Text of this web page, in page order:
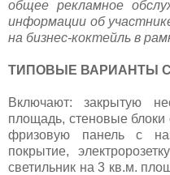
общее рекламное
информации об
на бизнес-коктейль в
ТИПОВЫЕ ВАРИАНТЫ
Включают: закрытую
площадь, стеновые блоки
фризовую панель c
покрытие,
светильник на 3 кв.м.